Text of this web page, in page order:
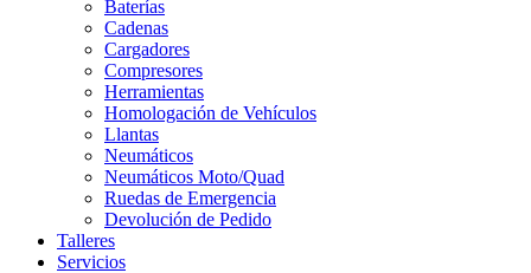
Baterías
Cadenas
Cargadores
Compresores
Herramientas
Homologación de Vehículos
Llantas
Neumáticos
Neumáticos Moto/Quad
Ruedas de Emergencia
Devolución de Pedido
Talleres
Servicios